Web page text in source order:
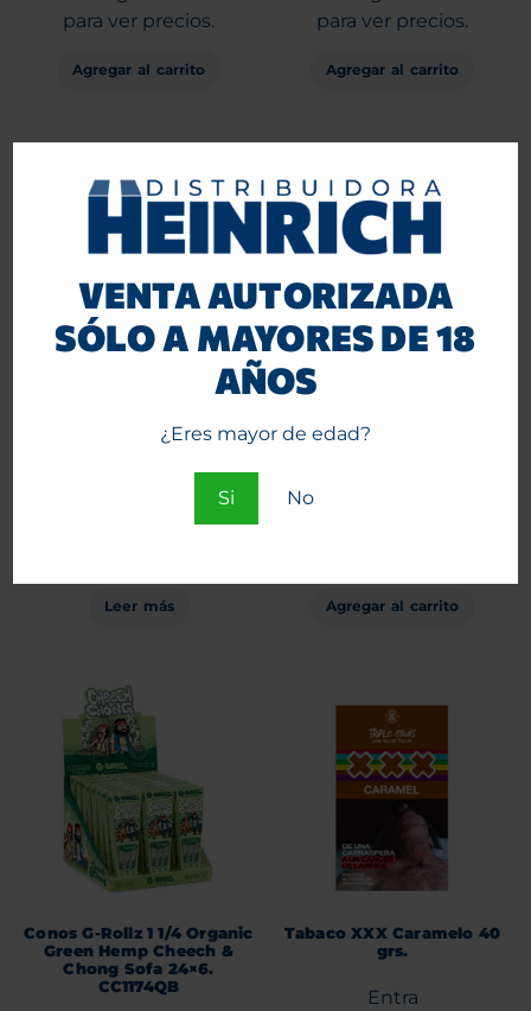
VENTA AUTORIZADA
SÓLO A MAYORES DE 18
AÑOS
¿Eres mayor de edad?
Si No
para ver precios.
Agregar al carrito
para ver precios.
Agregar al carrito
28 cm
Leer más
Bong Calvo Mandala
Agregar al carrito
Conos G-Rollz 1 1/4 Organic
Green Hemp Cheech &
Chong Sofa 24×6.
CC1174QB
Tabaco XXX Caramelo 40
grs.
Entra